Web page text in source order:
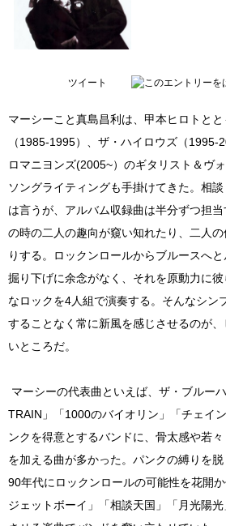
ツイート
マーシーこと真島昌利は、甲本ヒロトと
（1985-1995）、ザ・ハイロウズ（1995-
ロマニヨンズ(2005~）のギタリスト＆ヴ
ソングライティングも手掛けてきた。相
は言うが、アルバム収録曲は半分ずつ担
の時の二人の趣向が窺い知れたり、二人
りする。ロックンロールからブルースへ
掘り下げに余念がなく、それを原動力に
なロックを4人組で演奏する。そんなシン
することなく常に新風を感じさせるのが
いところだ。
マーシーの代表曲といえば、ザ・ブルー
TRAIN」「1000のバイオリン」「チェイ
ンクを得意とするバンドに、骨太感や若
を加える曲が多かった。パンクの縛りを脱
90年代にロックンロールの可能性を花開
ジェットボーイ」「相談天国」「月光陽